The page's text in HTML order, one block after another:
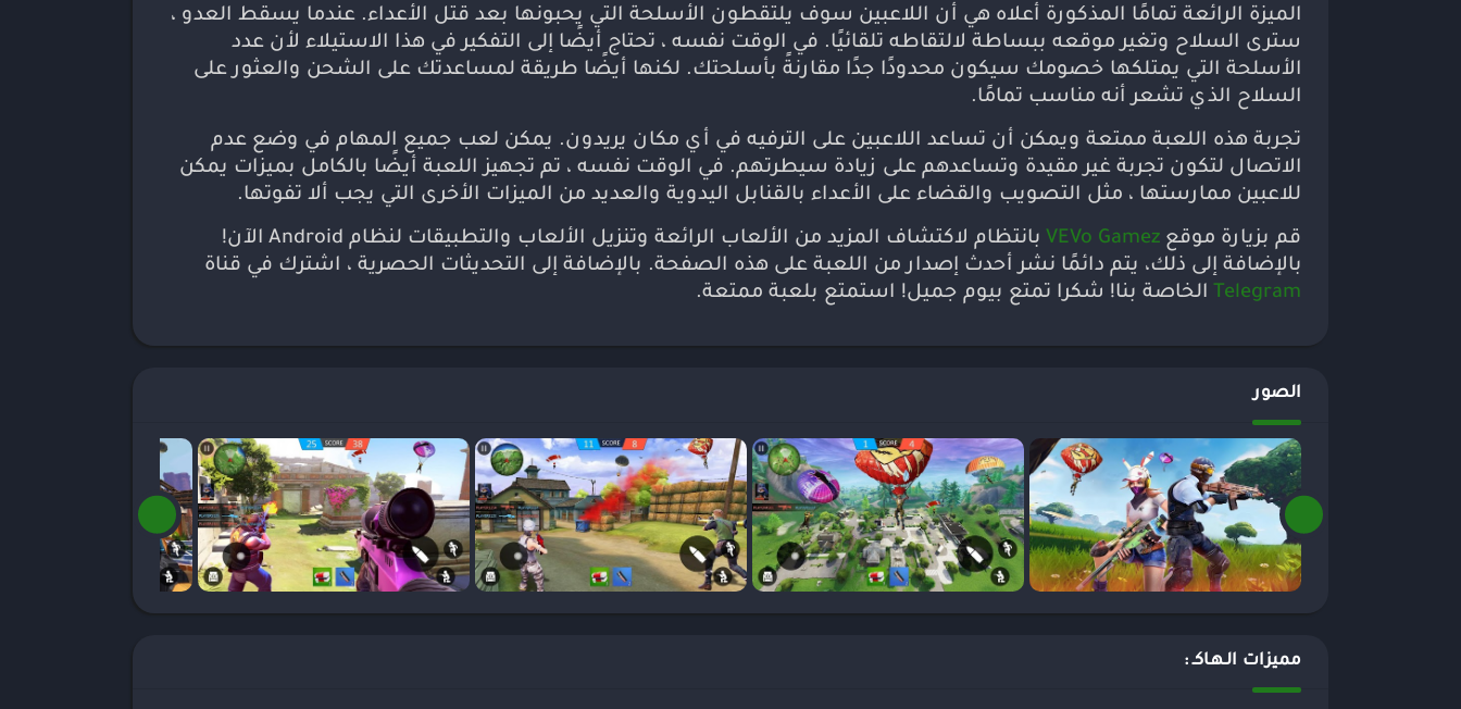
الميزة الرائعة تمامًا المذكورة أعلاه هي أن اللاعبين سوف يلتقطون الأسلحة التي يحبونها بعد قتل الأعداء. عندما يسقط العدو ،
سترى السلاح وتغير موقعه ببساطة لالتقاطه تلقائيًا. في الوقت نفسه ، تحتاج أيضًا إلى التفكير في هذا الاستيلاء لأن عدد
الأسلحة التي يمتلكها خصومك سيكون محدودًا جدًا مقارنةً بأسلحتك. لكنها أيضًا طريقة لمساعدتك على الشحن والعثور على
السلاح الذي تشعر أنه مناسب تمامًا.
تجربة هذه اللعبة ممتعة ويمكن أن تساعد اللاعبين على الترفيه في أي مكان يريدون. يمكن لعب جميع المهام في وضع عدم
الاتصال لتكون تجربة غير مقيدة وتساعدهم على زيادة سيطرتهم. في الوقت نفسه ، تم تجهيز اللعبة أيضًا بالكامل بميزات يمكن
للاعبين ممارستها ، مثل التصويب والقضاء على الأعداء بالقنابل اليدوية والعديد من الميزات الأخرى التي يجب ألا تفوتها.
قم بزيارة موقع VEVo Gamez
بانتظام لاكتشاف المزيد من الألعاب الرائعة وتنزيل الألعاب والتطبيقات لنظام Android الآن!
بالإضافة إلى ذلك، يتم دائمًا نشر أحدث إصدار من اللعبة على هذه الصفحة. بالإضافة إلى التحديثات الحصرية ، اشترك في قناة
Telegram الخاصة بنا! شكرا تمتع بيوم جميل! استمتع بلعبة ممتعة.
الصور
مميزات الـهـاكـ :